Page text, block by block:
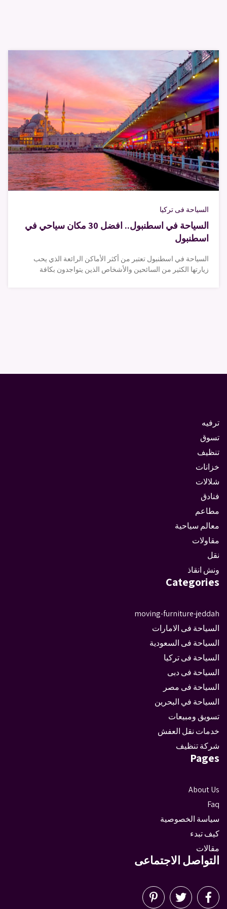
السياحة فى تركيا
السياحة في اسطنبول.. افضل 30 مكان سياحي في
اسطنبول
السياحة في اسطنبول تعتبر من أكثر الأماكن الرائعة الذي يحب
زيارتها الكثير من السائحين والأشخاص الذين يتواجدون بكافة
ترفيه
تسوق
تنظيف
خزانات
شلالات
فنادق
مطاعم
معالم سياحية
مقاولات
نقل
ونش انقاذ
Categories
moving-furniture-jeddah
السياحة فى الامارات
السياحة فى السعودية
السياحة فى تركيا
السياحة فى دبى
السياحة فى مصر
السياحة في البحرين
تسويق ومبيعات
خدمات نقل العفش
شركة تنظيف
Pages
About Us
Faq
سياسة الخصوصية
كيف تبدء
مقالات
التواصل الاجتماعى